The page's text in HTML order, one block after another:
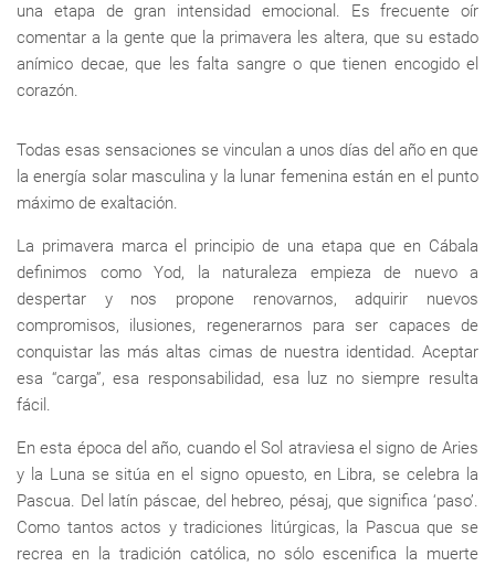
una etapa de gran intensidad emocional. Es frecuente oír
comentar a la gente que la primavera les altera, que su estado
anímico decae, que les falta sangre o que tienen encogido el
corazón.
Todas esas sensaciones se vinculan a unos días del año en que
la energía solar masculina y la lunar femenina están en el punto
máximo de exaltación.
La primavera marca el principio de una etapa que en Cábala
definimos como Yod, la naturaleza empieza de nuevo a
despertar y nos propone renovarnos, adquirir nuevos
compromisos, ilusiones, regenerarnos para ser capaces de
conquistar las más altas cimas de nuestra identidad. Aceptar
esa “carga”, esa responsabilidad, esa luz no siempre resulta
fácil.
En esta época del año, cuando el Sol atraviesa el signo de Aries
y la Luna se sitúa en el signo opuesto, en Libra, se celebra la
Pascua. Del latín páscae, del hebreo, pésaj, que significa ‘paso’.
Como tantos actos y tradiciones litúrgicas, la Pascua que se
recrea en la tradición católica, no sólo escenifica la muerte